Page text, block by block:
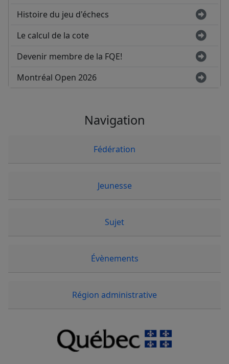
Histoire du jeu d'échecs
Le calcul de la cote
Devenir membre de la FQE!
Montréal Open 2026
Navigation
Fédération
Jeunesse
Sujet
Évènements
Région administrative